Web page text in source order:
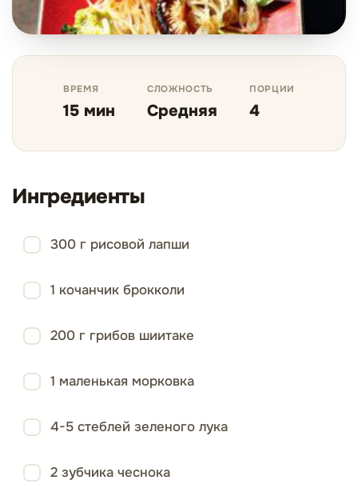
ВРЕМЯ
15 мин
СЛОЖНОСТЬ
Средняя
ПОРЦИИ
4
Ингредиенты
300 г рисовой лапши
1 кочанчик брокколи
200 г грибов шиитаке
1 маленькая морковка
4-5 стеблей зеленого лука
2 зубчика чеснока